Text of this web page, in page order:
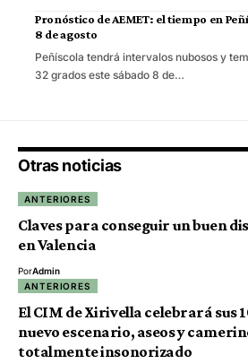
Pronóstico de AEMET: el tiempo en
8 de agosto
Peñíscola tendrá intervalos nubosos y
32 grados este sábado 8 de…
Otras noticias
ANTERIORES
Claves para conseguir un buen
en Valencia
PorAdmin
ANTERIORES
El CIM de Xirivella celebrará sus
nuevo escenario, aseos y
totalmente insonorizado